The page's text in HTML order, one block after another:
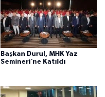
Başkan Durul, MHK Yaz
Semineri’ne Katıldı